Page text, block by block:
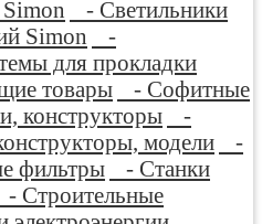
- Светильники
Simon
-
для прокладки
товары
- Софитные
конструкторы
-
модели
-
фильтры
- Станки
- Строительные